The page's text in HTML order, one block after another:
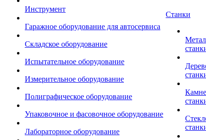
Инструмент
Гаражное оборудование для автосервиса
Складское оборудование
Испытательное оборудование
Измерительное оборудование
Полиграфическое оборудование
Упаковочное и фасовочное оборудование
Лабораторное оборудование
Станки